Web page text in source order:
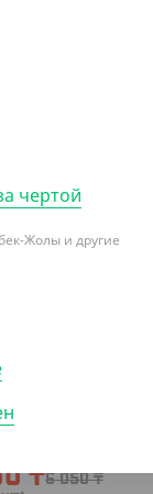
₸6 050₸
чертой
Жолы и другие